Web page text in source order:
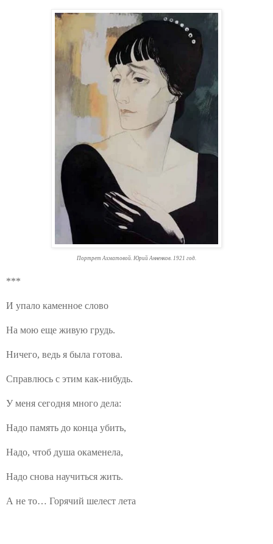
Портрет Ахматовой. Юрий Анненков. 1921 год.
***
И упало каменное слово
На мою еще живую грудь.
Ничего, ведь я была готова.
Справлюсь с этим как-нибудь.
У меня сегодня много дела:
Надо память до конца убить,
Надо, чтоб душа окаменела,
Надо снова научиться жить.
А не то… Горячий шелест лета